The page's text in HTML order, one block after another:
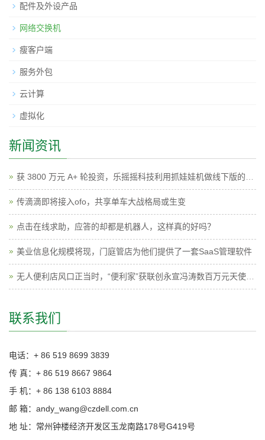
配件及外设产品
网络交换机
瘦客户端
服务外包
云计算
虚拟化
新闻资讯
传滴滴即将接入ofo，共享单车大战格局或生变
点击在线求助，应答的却都是机器人，这样真的好吗？
美业信息化规模将现，门庭管店为他们提供了一套SaaS管理软件
联系我们
电话：+ 86 519 8699 3839
传 真：+ 86 519 8667 9864
手 机：+ 86 138 6103 8884
邮 箱：andy_wang@czdell.com.cn
地 址：常州钟楼经济开发区玉龙南路178号G419号